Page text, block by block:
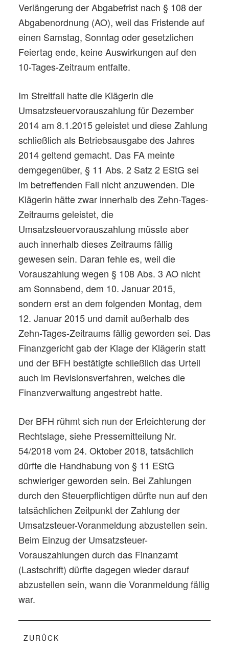
Verlängerung der Abgabefrist nach § 108 der
Abgabenordnung (AO), weil das Fristende auf
einen Samstag, Sonntag oder gesetzlichen
Feiertag ende, keine Auswirkungen auf den
10-Tages-Zeitraum entfalte.
Im Streitfall hatte die Klägerin die
Umsatzsteuervorauszahlung für Dezember
2014 am 8.1.2015 geleistet und diese Zahlung
schließlich als Betriebsausgabe des Jahres
2014 geltend gemacht. Das FA meinte
demgegenüber, § 11 Abs. 2 Satz 2 EStG sei
im betreffenden Fall nicht anzuwenden. Die
Klägerin hätte zwar innerhalb des Zehn-Tages-
Zeitraums geleistet, die
Umsatzsteuervorauszahlung müsste aber
auch innerhalb dieses Zeitraums fällig
gewesen sein. Daran fehle es, weil die
Vorauszahlung wegen § 108 Abs. 3 AO nicht
am Sonnabend, dem 10. Januar 2015,
sondern erst an dem folgenden Montag, dem
12. Januar 2015 und damit außerhalb des
Zehn-Tages-Zeitraums fällig geworden sei. Das
Finanzgericht gab der Klage der Klägerin statt
und der BFH bestätigte schließlich das Urteil
auch im Revisionsverfahren, welches die
Finanzverwaltung angestrebt hatte.
Der BFH rühmt sich nun der Erleichterung der
Rechtslage, siehe Pressemitteilung Nr.
54/2018 vom 24. Oktober 2018, tatsächlich
dürfte die Handhabung von § 11 EStG
schwieriger geworden sein. Bei Zahlungen
durch den Steuerpflichtigen dürfte nun auf den
tatsächlichen Zeitpunkt der Zahlung der
Umsatzsteuer-Voranmeldung abzustellen sein.
Beim Einzug der Umsatzsteuer-
Vorauszahlungen durch das Finanzamt
(Lastschrift) dürfte dagegen wieder darauf
abzustellen sein, wann die Voranmeldung fällig
war.
Vorheriger
ZURÜCK